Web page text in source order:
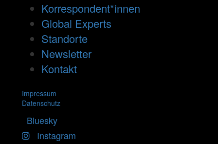
Korrespondent*innen
Global Experts
Standorte
Newsletter
Kontakt
Impressum
Datenschutz
Bluesky
Instagram